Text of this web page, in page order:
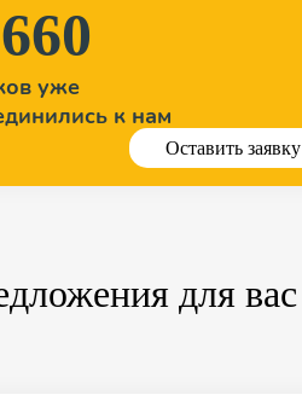
уже
к нам
Оставить заявку
для вас